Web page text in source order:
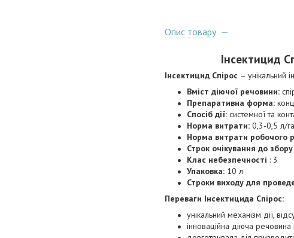
Опис товару
Інсектицид
Інсектицид Спірос – унікальний
Вміст діючої речовини:
Препаративна форма:
Спосіб дії: системної та
Норма витрати: 0,3-0,5 л/га
Норма витрати робочого
Строк очікування до
Клас небезпечності : 3
Упаковка: 10 л
Строки виходу для
Переваги Інсектицида Спірос:
унікальний механізм дії,
інноваційна діюча